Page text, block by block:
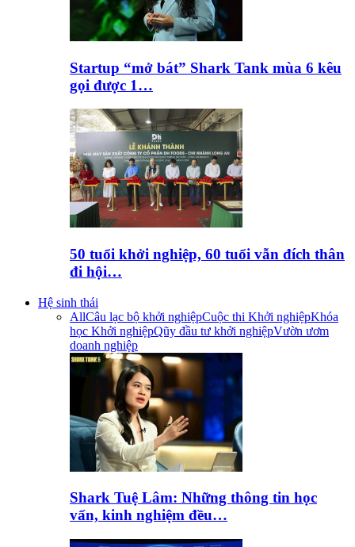
Startup “mở bát” Shark Tank mùa 6 kêu
gọi được 1…
50 tuổi khởi nghiệp, 60 tuổi vẫn đích thân
đi hội…
Hệ sinh thái
AllCâu lạc bộ khởi nghiệpCuộc thi Khởi nghiệpKhóa
học Khởi nghiệpQũy đầu tư khởi nghiệpVườn ươm
doanh nghiệp
Shark Tuệ Lâm: Những thông tin học
vấn, kinh nghiệm đều…